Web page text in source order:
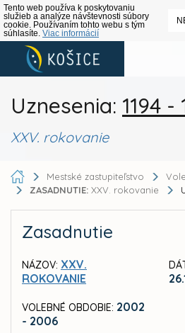
Tento web používa k poskytovaniu
služieb a analýze návštevnosti súbory
cookie. Používaním tohto webu s tým
súhlasíte. Viac informácií
Uznesenia: 1194 -
XXV. rokovanie
Mestské zastupiteľstvo
ZASADNUTIE: XXV. rokovanie
Zasadnutie
NÁZOV: XXV.
ROKOVANIE
VOLEBNÉ OBDOBIE: 2002
- 2006